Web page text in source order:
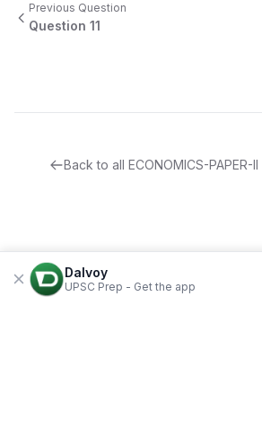
Previous Question
Question 11
Back to all ECONOMICS-PAPER-II
Dalvoy
UPSC Prep - Get the app